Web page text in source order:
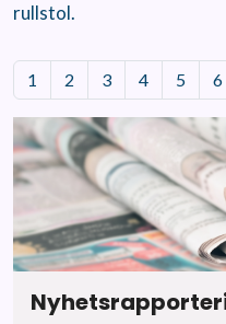
rullstol.
1 2 3 4 5 6